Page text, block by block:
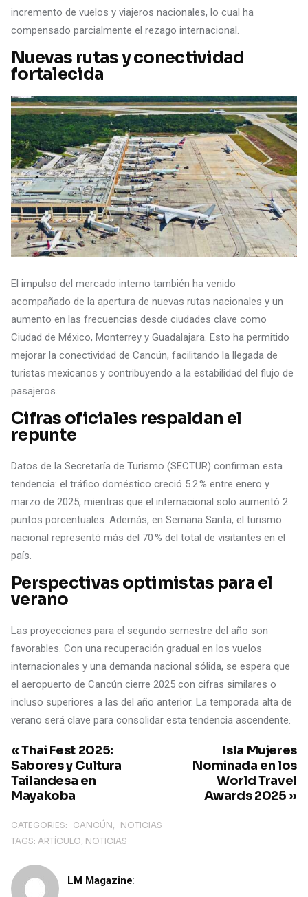
incremento de vuelos y viajeros nacionales, lo cual ha
compensado parcialmente el rezago internacional.
Nuevas rutas y conectividad
fortalecida
El impulso del mercado interno también ha venido
acompañado de la apertura de nuevas rutas nacionales y un
aumento en las frecuencias desde ciudades clave como
Ciudad de México, Monterrey y Guadalajara. Esto ha permitido
mejorar la conectividad de Cancún, facilitando la llegada de
turistas mexicanos y contribuyendo a la estabilidad del flujo de
pasajeros.
Cifras oficiales respaldan el
repunte
Datos de la Secretaría de Turismo (SECTUR) confirman esta
tendencia: el tráfico doméstico creció 5.2 % entre enero y
marzo de 2025, mientras que el internacional solo aumentó 2
puntos porcentuales. Además, en Semana Santa, el turismo
nacional representó más del 70 % del total de visitantes en el
país.
Perspectivas optimistas para el
verano
Las proyecciones para el segundo semestre del año son
favorables. Con una recuperación gradual en los vuelos
internacionales y una demanda nacional sólida, se espera que
el aeropuerto de Cancún cierre 2025 con cifras similares o
incluso superiores a las del año anterior. La temporada alta de
verano será clave para consolidar esta tendencia ascendente.
Isla Mujeres
Nominada en los
World Travel
Awards 2025 »
« Thai Fest 2025:
Sabores y Cultura
Tailandesa en
Mayakoba
CATEGORIES: CANCÚN
NOTICIAS
TAGS: ARTÍCULO NOTICIAS
LM Magazine: